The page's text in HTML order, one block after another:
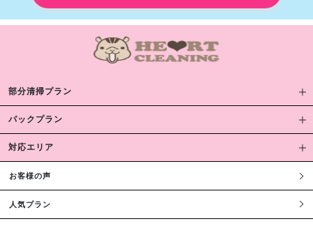
部分清掃プラン
パックプラン
対応エリア
お客様の声
人気プラン